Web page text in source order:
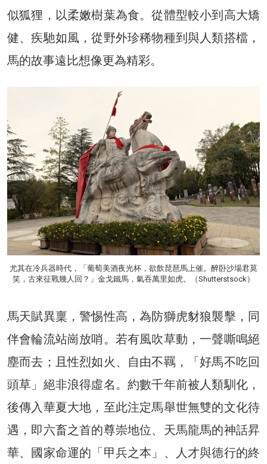
似狐狸，以柔嫩樹葉為食。從體型較小到高大矯
健、疾馳如風，從野外珍稀物種到與人類搭檔，
馬的故事遠比想像更為精彩。
尤其在冷兵器時代，「葡萄美酒夜光杯，欲飲琵琶馬上催。醉卧沙場君莫
笑，古來征戰幾人回？」金戈鐵馬，氣吞萬里如虎。（Shutterstsock）
馬天賦異稟，警惕性高，為防獅虎豺狼襲擊，同
伴會輪流站崗放哨。若有風吹草動，一聲嘶鳴絕
塵而去；且性烈如火、自由不羈，「好馬不吃回
頭草」絕非浪得虛名。約數千年前被人類馴化，
後傳入華夏大地，至此注定馬舉世無雙的文化待
遇，即六畜之首的尊崇地位、天馬龍馬的神話昇
華、國家命運的「甲兵之本」、人才與德行的終